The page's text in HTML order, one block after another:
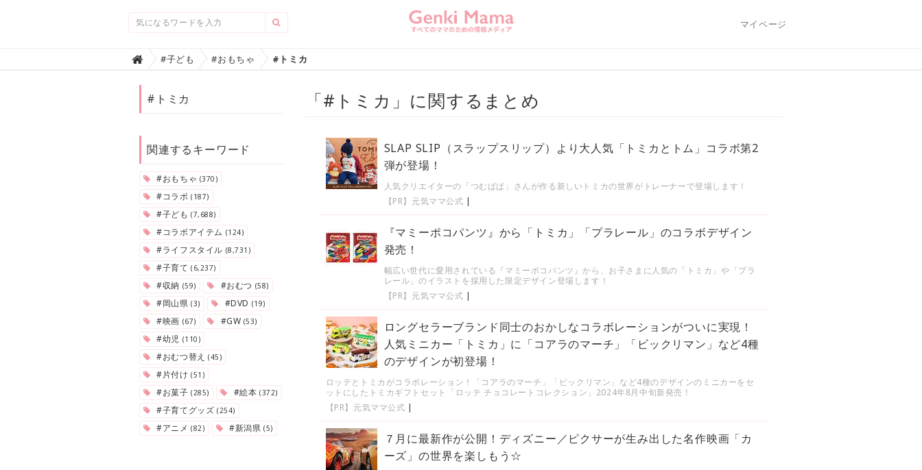
マイページ
Home#子ども #おもちゃ #トミカ
#トミカ
関連するキーワード
#おもちゃ (370)
#コラボ(187)
#子ども(7,688)
#コラボアイテム (124)
#ライフスタイル (8,731)
#子育て(6,237)
#収納 (59) #おむつ (58)
#岡山県(3) #DVD (19)
#映画 (67) #GW (53)
#幼児 (110)
#おむつ替え(45)
#片付け(51)
#お菓子(285) #絵本(372)
#子育てグッズ(254)
#アニメ(82) #新潟県(5)
「#トミカ」に関するまとめ
SLAP SLIP（スラップスリップ）より大人気「トミカとトム」コラボ第2
弾が登場！
人気クリエイターの「つむぱぱ」さんが作る新しいトミカの世界がトレーナーで登場します！
【PR】元気ママ公式 |
『マミーポコパンツ』から「トミカ」「プラレール」のコラボデザイン
発売！
幅広い世代に愛用されている『マミーポコパンツ』から、お子さまに人気の「トミカ」や「プラ
レール」のイラストを採用した限定デザイン登場します！
【PR】元気ママ公式 |
ロングセラーブランド同士のおかしなコラボレーションがついに実現！
人気ミニカー「トミカ」に「コアラのマーチ」「ビックリマン」など4種
のデザインが初登場！
ロッテとトミカがコラボレーション！「コアラのマーチ」「ビックリマン」など4種のデザインのミニカーをセ
ットにしたトミカギフトセット「ロッテ チョコレートコレクション」2024年8月中旬新発売！
【PR】元気ママ公式 |
７月に最新作が公開！ディズニー／ピクサーが生み出した名作映画「カ
ーズ」の世界を楽しもう☆